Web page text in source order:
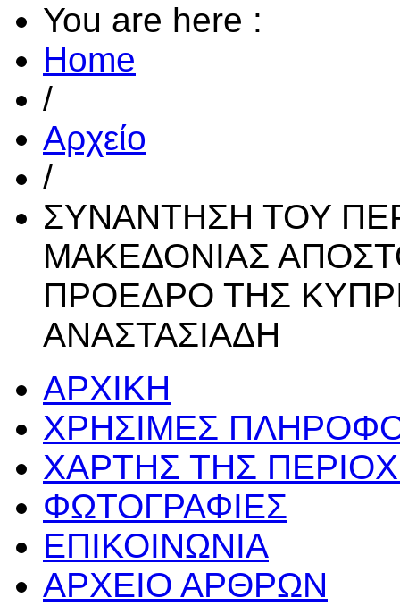
You are here :
Home
/
Αρχείο
/
ΣΥΝΑΝΤΗΣΗ ΤΟΥ
ΜΑΚΕΔΟΝΙΑΣ
ΠΡΟΕΔΡΟ ΤΗΣ
ΑΝΑΣΤΑΣΙΑΔΗ
ΑΡΧΙΚΗ
ΧΡΗΣΙΜΕΣ
ΧΑΡΤΗΣ ΤΗΣ
ΦΩΤΟΓΡΑΦΙΕΣ
ΕΠΙΚΟΙΝΩΝΙΑ
ΑΡΧΕΙΟ ΑΡΘΡΩΝ